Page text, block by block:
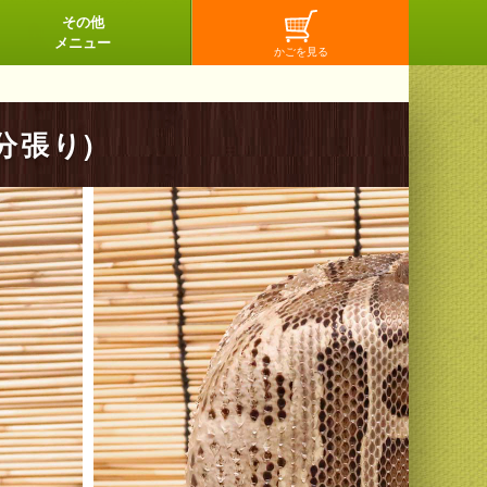
その他
メニュー
張り)